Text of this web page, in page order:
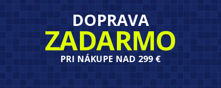
DOPRAVA
ZADARMO
PRI NÁKUPE NAD 299 €